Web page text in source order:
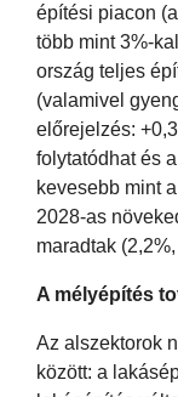
építési piacon
több mint 3%-
ország teljes
(valamivel
előrejelzés:
folytatódhat és
kevesebb mint
2028-as
maradtak
A mélyépítés
Az alszektorok
között: a